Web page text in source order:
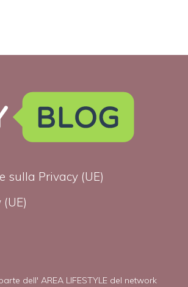
sulla Privacy (UE)
dell' AREA LIFESTYLE del network